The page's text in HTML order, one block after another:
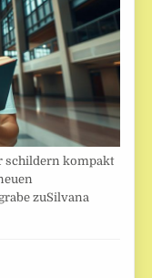
schildern kompakt
zuSilvana